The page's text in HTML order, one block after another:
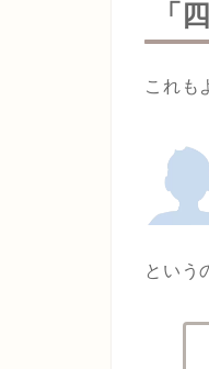
「
これも
という